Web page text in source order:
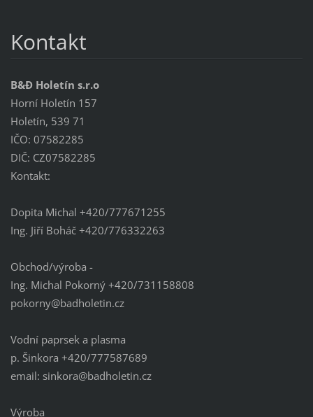
Kontakt
B&Đ Holetín s.r.o
Horní Holetín 157
Holetín, 539 71
IČO: 07582285
DIČ: CZ07582285
Kontakt:
Dopita Michal +420/777671255
Ing. Jiří Boháč +420/776332263
Obchod/výroba -
Ing. Michal Pokorný +420/731158808
pokorny@badholetin.cz
Vodní paprsek a plasma
p. Šinkora +420/777587689
email: sinkora@badholetin.cz
Výroba